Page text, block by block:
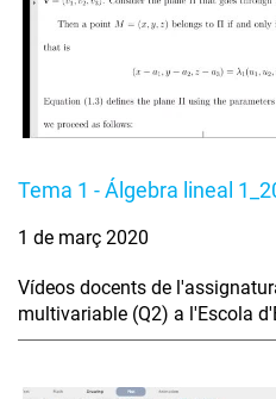
Tema 1 - Álgebra lineal
1 de març 2020
Vídeos docents de
multivariable (Q2) a l'Escola